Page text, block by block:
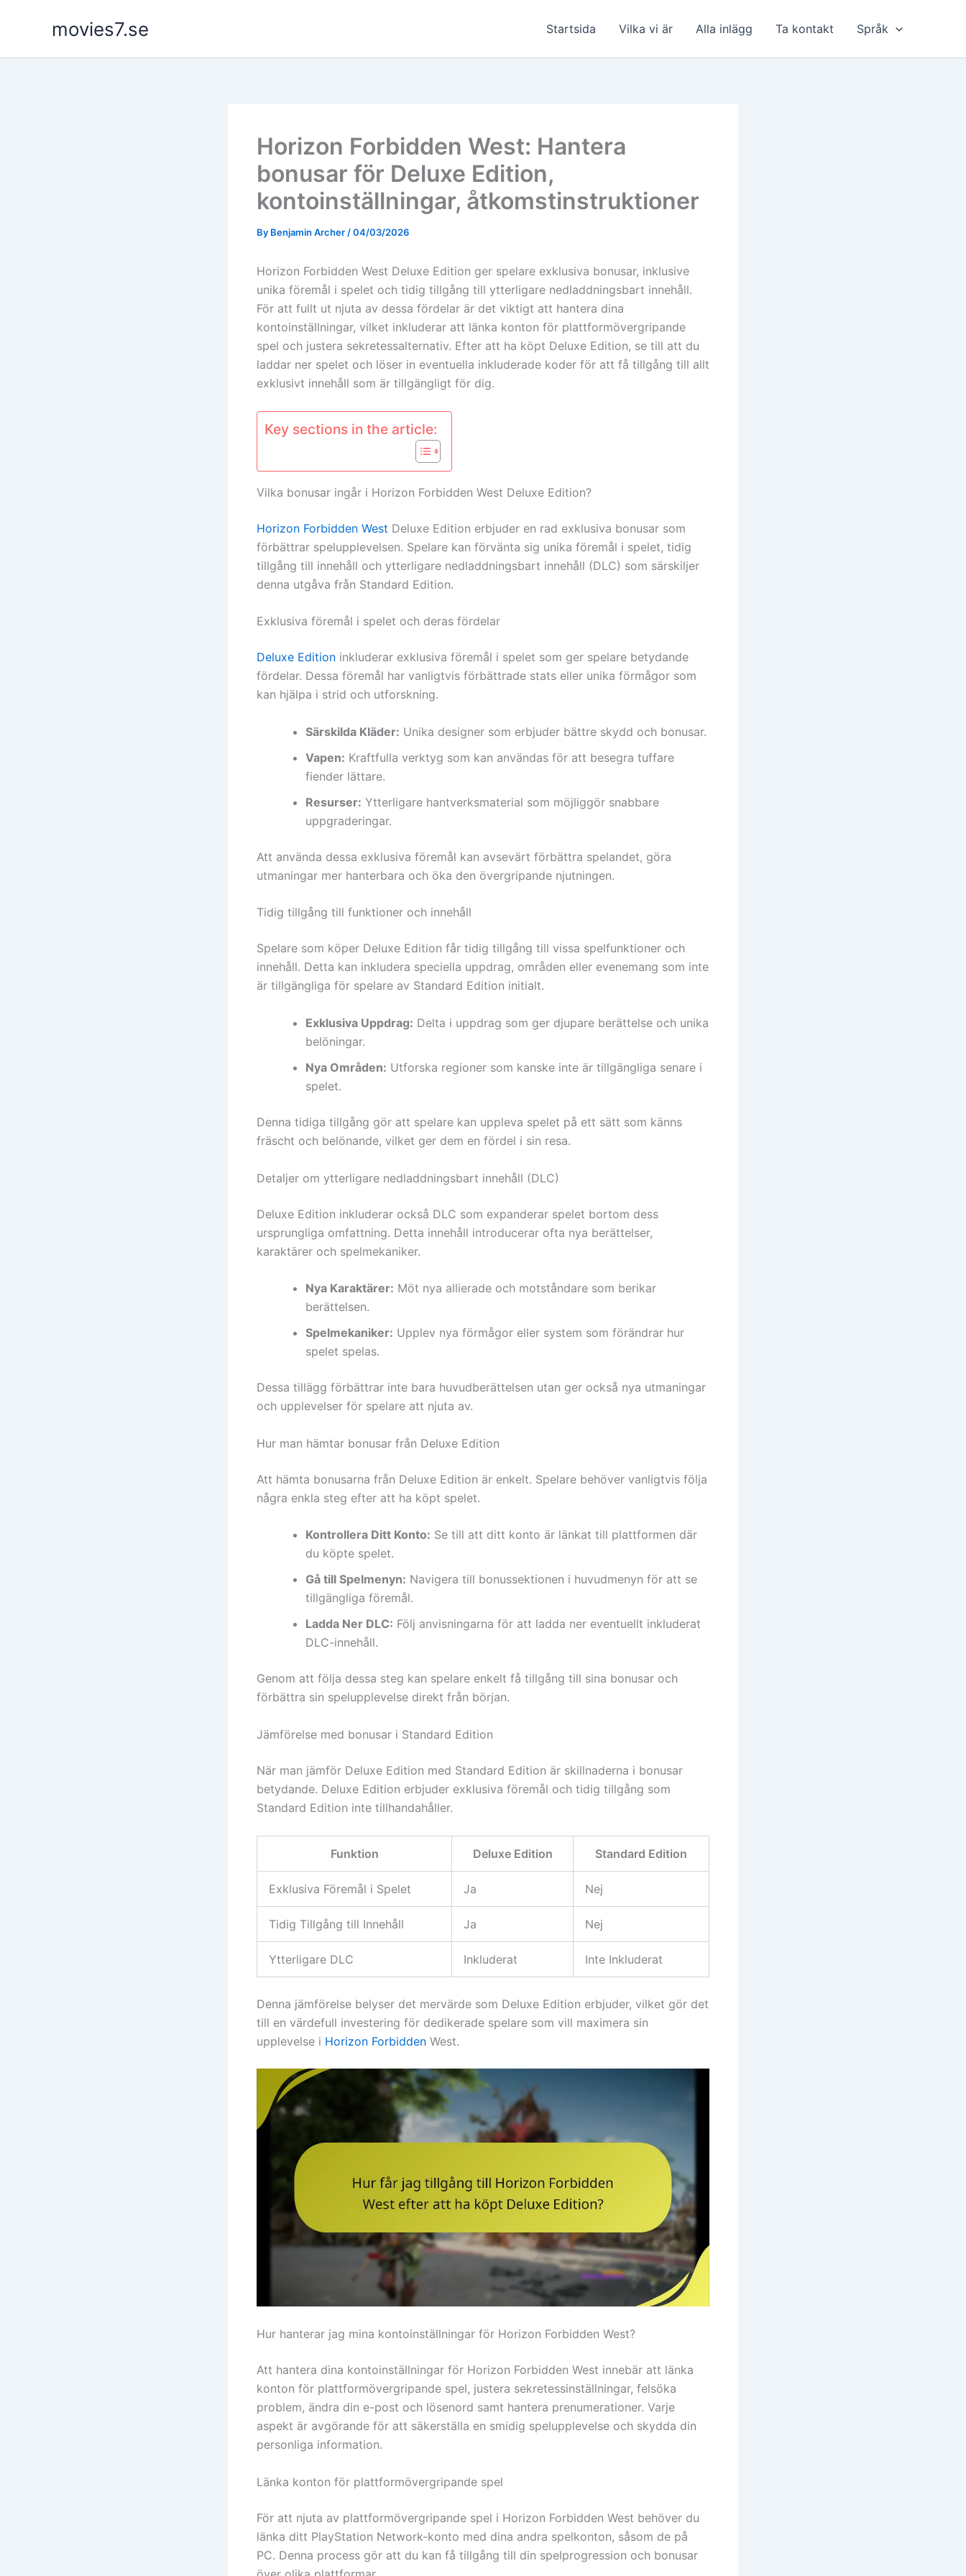
movies7.se Startsida Vilka vi är Alla inlägg Ta kontakt Språk
Horizon Forbidden West: Hantera
bonusar för Deluxe Edition,
kontoinställningar, åtkomstinstruktioner
By Benjamin Archer /04/03/2026
Horizon Forbidden West Deluxe Edition ger spelare exklusiva bonusar, inklusive
unika föremål i spelet och tidig tillgång till ytterligare nedladdningsbart innehåll.
För att fullt ut njuta av dessa fördelar är det viktigt att hantera dina
kontoinställningar, vilket inkluderar att länka konton för plattformövergripande
spel och justera sekretessalternativ. Efter att ha köpt Deluxe Edition, se till att du
laddar ner spelet och löser in eventuella inkluderade koder för att få tillgång till allt
exklusivt innehåll som är tillgängligt för dig.
Key sections in the article:
Vilka bonusar ingår i Horizon Forbidden West Deluxe Edition?
Horizon Forbidden West Deluxe Edition erbjuder en rad exklusiva bonusar som
förbättrar spelupplevelsen. Spelare kan förvänta sig unika föremål i spelet, tidig
tillgång till innehåll och ytterligare nedladdningsbart innehåll (DLC) som särskiljer
denna utgåva från Standard Edition.
Exklusiva föremål i spelet och deras fördelar
Deluxe Edition inkluderar exklusiva föremål i spelet som ger spelare betydande
fördelar. Dessa föremål har vanligtvis förbättrade stats eller unika förmågor som
kan hjälpa i strid och utforskning.
Särskilda Kläder: Unika designer som erbjuder bättre skydd och bonusar.
Vapen: Kraftfulla verktyg som kan användas för att besegra tuffare
fiender lättare.
Resurser: Ytterligare hantverksmaterial som möjliggör snabbare
uppgraderingar.
Att använda dessa exklusiva föremål kan avsevärt förbättra spelandet, göra
utmaningar mer hanterbara och öka den övergripande njutningen.
Tidig tillgång till funktioner och innehåll
Spelare som köper Deluxe Edition får tidig tillgång till vissa spelfunktioner och
innehåll. Detta kan inkludera speciella uppdrag, områden eller evenemang som inte
är tillgängliga för spelare av Standard Edition initialt.
Exklusiva Uppdrag: Delta i uppdrag som ger djupare berättelse och unika
belöningar.
Nya Områden: Utforska regioner som kanske inte är tillgängliga senare i
spelet.
Denna tidiga tillgång gör att spelare kan uppleva spelet på ett sätt som känns
fräscht och belönande, vilket ger dem en fördel i sin resa.
Detaljer om ytterligare nedladdningsbart innehåll (DLC)
Deluxe Edition inkluderar också DLC som expanderar spelet bortom dess
ursprungliga omfattning. Detta innehåll introducerar ofta nya berättelser,
karaktärer och spelmekaniker.
Nya Karaktärer: Möt nya allierade och motståndare som berikar
berättelsen.
Spelmekaniker: Upplev nya förmågor eller system som förändrar hur
spelet spelas.
Dessa tillägg förbättrar inte bara huvudberättelsen utan ger också nya utmaningar
och upplevelser för spelare att njuta av.
Hur man hämtar bonusar från Deluxe Edition
Att hämta bonusarna från Deluxe Edition är enkelt. Spelare behöver vanligtvis följa
några enkla steg efter att ha köpt spelet.
Kontrollera Ditt Konto: Se till att ditt konto är länkat till plattformen där
du köpte spelet.
Gå till Spelmenyn: Navigera till bonussektionen i huvudmenyn för att se
tillgängliga föremål.
Ladda Ner DLC: Följ anvisningarna för att ladda ner eventuellt inkluderat
DLC-innehåll.
Genom att följa dessa steg kan spelare enkelt få tillgång till sina bonusar och
förbättra sin spelupplevelse direkt från början.
Jämförelse med bonusar i Standard Edition
När man jämför Deluxe Edition med Standard Edition är skillnaderna i bonusar
betydande. Deluxe Edition erbjuder exklusiva föremål och tidig tillgång som
Standard Edition inte tillhandahåller.
Funktion Deluxe Edition Standard Edition
Exklusiva Föremål i Spelet Ja Nej
Tidig Tillgång till Innehåll Ja Nej
Ytterligare DLC Inkluderat Inte Inkluderat
Denna jämförelse belyser det mervärde som Deluxe Edition erbjuder, vilket gör det
till en värdefull investering för dedikerade spelare som vill maximera sin
upplevelse i Horizon Forbidden West.
Hur hanterar jag mina kontoinställningar för Horizon Forbidden West?
Att hantera dina kontoinställningar för Horizon Forbidden West innebär att länka
konton för plattformövergripande spel, justera sekretessinställningar, felsöka
problem, ändra din e-post och lösenord samt hantera prenumerationer. Varje
aspekt är avgörande för att säkerställa en smidig spelupplevelse och skydda din
personliga information.
Länka konton för plattformövergripande spel
För att njuta av plattformövergripande spel i Horizon Forbidden West behöver du
länka ditt PlayStation Network-konto med dina andra spelkonton, såsom de på
PC. Denna process gör att du kan få tillgång till din spelprogression och bonusar